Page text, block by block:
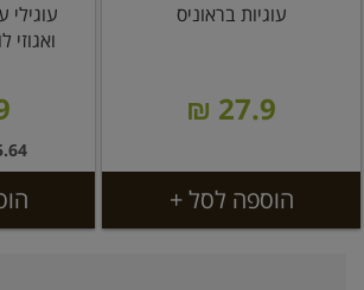
עוגיות בראוניס
27.9 ₪
הוספה לסל +
עוגילי
15.64 ל